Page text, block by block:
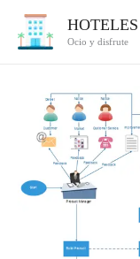
Ocio y disfrute